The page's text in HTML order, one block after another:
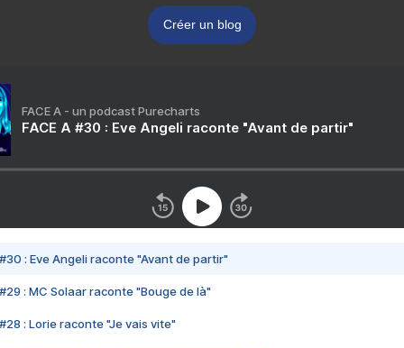
Créer un blog
FACE A - un podcast Purecharts
FACE A #30 : Eve Angeli raconte "Avant de partir"
#30 : Eve Angeli raconte "Avant de partir"
#29 : MC Solaar raconte "Bouge de là"
#28 : Lorie raconte "Je vais vite"